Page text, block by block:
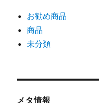
お勧め商品
商品
未分類
メタ情報